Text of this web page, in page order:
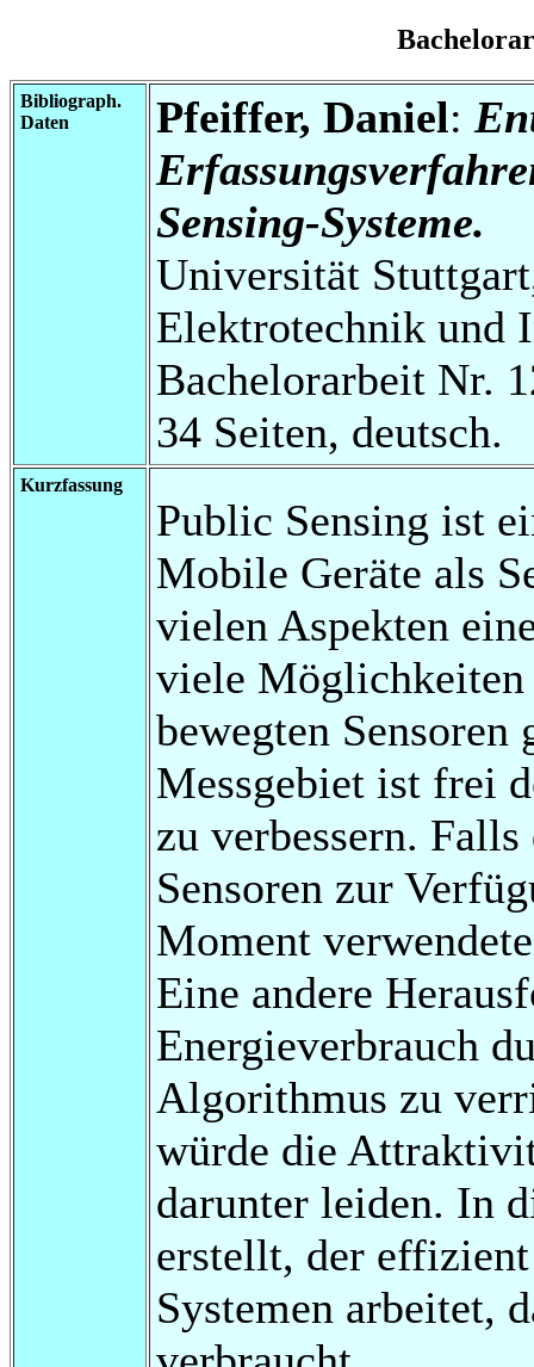
Bibliograph.
Daten
Pfeiffer, Daniel:
Sensing-Systeme.
Universität
Elektrotechnik und
Bachelorarbeit Nr.
34 Seiten, deutsch.
Kurzfassung
Public Sensing ist
Mobile Geräte als
vielen Aspekten
viele
bewegten Sensoren
Messgebiet ist frei
zu verbessern.
Sensoren zur
Moment
Eine andere
Energieverbrauch
Algorithmus zu
würde die
darunter leiden. In
erstellt, der
Systemen arbeitet,